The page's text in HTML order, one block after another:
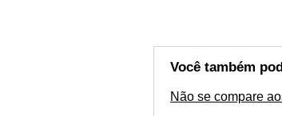
Você também
Não se compare